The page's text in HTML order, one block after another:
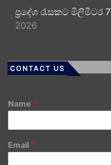
ප්‍රදේශ රැසකට මිලිමීටර
2026
CONTACT US
Name *
Email *